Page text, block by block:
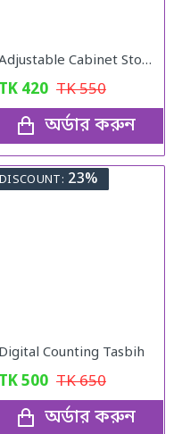
Adjustable Cabinet Storage Divider (6pcs)
TK 420 TK550
অর্ডার করুন
DISCOUNT: 23%
Digital Counting Tasbih
TK500 TK650
অর্ডার করুন